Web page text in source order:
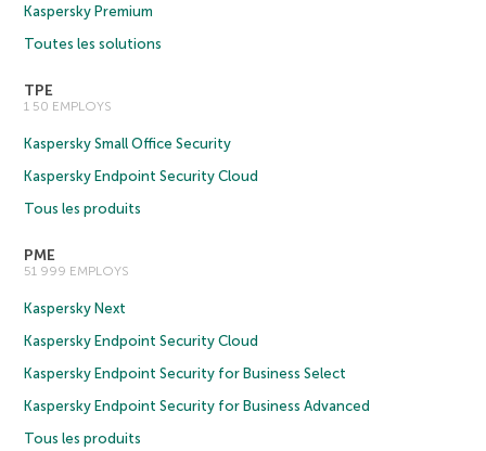
Kaspersky Premium
Toutes les solutions
TPE
1 50 EMPLOYS
Kaspersky Small Office Security
Kaspersky Endpoint Security Cloud
Tous les produits
PME
51 999 EMPLOYS
Kaspersky Next
Kaspersky Endpoint Security Cloud
Kaspersky Endpoint Security for Business Select
Kaspersky Endpoint Security for Business Advanced
Tous les produits